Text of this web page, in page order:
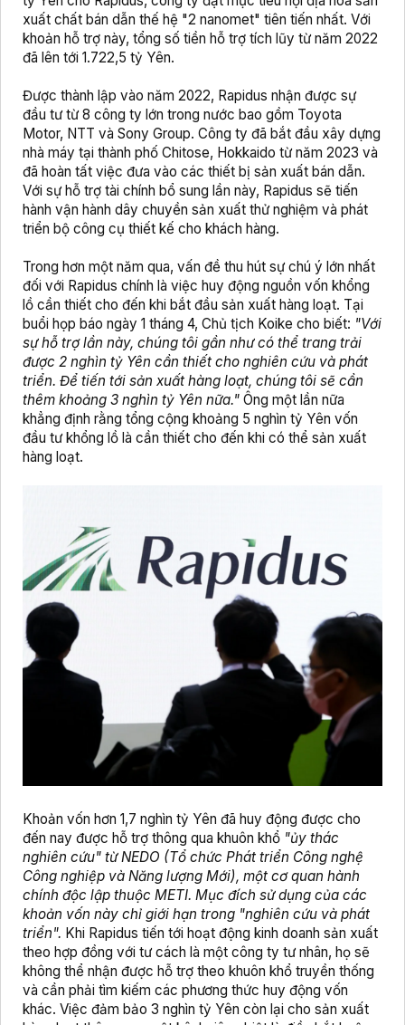
xuất chất bán dẫn thế hệ "2 nanomet" tiên tiến nhất. Với
khoản hỗ trợ này, tổng số tiền hỗ trợ tích lũy từ năm 2022
đã lên tới 1.722,5 tỷ Yên.
Được thành lập vào năm 2022, Rapidus nhận được sự
đầu tư từ 8 công ty lớn trong nước bao gồm Toyota
Motor, NTT và Sony Group. Công ty đã bắt đầu xây dựng
nhà máy tại thành phố Chitose, Hokkaido từ năm 2023 và
đã hoàn tất việc đưa vào các thiết bị sản xuất bán dẫn.
Với sự hỗ trợ tài chính bổ sung lần này, Rapidus sẽ tiến
hành vận hành dây chuyền sản xuất thử nghiệm và phát
triển bộ công cụ thiết kế cho khách hàng.
Trong hơn một năm qua, vấn đề thu hút sự chú ý lớn nhất
đối với Rapidus chính là việc huy động nguồn vốn khổng
lồ cần thiết cho đến khi bắt đầu sản xuất hàng loạt. Tại
buổi họp báo ngày 1 tháng 4, Chủ tịch Koike cho biết: "Với
sự hỗ trợ lần này, chúng tôi gần như có thể trang trải
được 2 nghìn tỷ Yên cần thiết cho nghiên cứu và phát
triển. Để tiến tới sản xuất hàng loạt, chúng tôi sẽ cần
thêm khoảng 3 nghìn tỷ Yên nữa." Ông một lần nữa
khẳng định rằng tổng cộng khoảng 5 nghìn tỷ Yên vốn
đầu tư khổng lồ là cần thiết cho đến khi có thể sản xuất
hàng loạt.
Khoản vốn hơn 1,7 nghìn tỷ Yên đã huy động được cho
đến nay được hỗ trợ thông qua khuôn khổ "ủy thác
nghiên cứu" từ NEDO (Tổ chức Phát triển Công nghệ
Công nghiệp và Năng lượng Mới), một cơ quan hành
chính độc lập thuộc METI. Mục đích sử dụng của các
khoản vốn này chỉ giới hạn trong "nghiên cứu và phát
triển". Khi Rapidus tiến tới hoạt động kinh doanh sản xuất
theo hợp đồng với tư cách là một công ty tư nhân, họ sẽ
không thể nhận được hỗ trợ theo khuôn khổ truyền thống
và cần phải tìm kiếm các phương thức huy động vốn
khác. Việc đảm bảo 3 nghìn tỷ Yên còn lại cho sản xuất